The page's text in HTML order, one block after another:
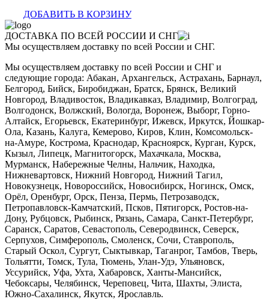
ДОБАВИТЬ В КОРЗИНУ
ДОСТАВКА ПО ВСЕЙ РОССИИ И СНГ
Мы осуществляем доставку по всей России и СНГ.
Мы осуществляем доставку по всей России и СНГ и
следующие города: Абакан, Архангельск, Астрахань, Барнаул,
Белгород, Бийск, Биробиджан, Братск, Брянск, Великий
Новгород, Владивосток, Владикавказ, Владимир, Волгоград,
Волгодонск, Волжский, Вологда, Воронеж, Выборг, Горно-
Алтайск, Егорьевск, Екатеринбург, Ижевск, Иркутск, Йошкар-
Ола, Казань, Калуга, Кемерово, Киров, Клин, Комсомольск-
на-Амуре, Кострома, Краснодар, Красноярск, Курган, Курск,
Кызыл, Липецк, Магнитогорск, Махачкала, Москва,
Мурманск, Набережные Челны, Нальчик, Находка,
Нижневартовск, Нижний Новгород, Нижний Тагил,
Новокузнецк, Новороссийск, Новосибирск, Ногинск, Омск,
Орёл, Оренбург, Орск, Пенза, Пермь, Петрозаводск,
Петропавловск-Камчатский, Псков, Пятигорск, Ростов-на-
Дону, Рубцовск, Рыбинск, Рязань, Самара, Санкт-Петербург,
Саранск, Саратов, Севастополь, Северодвинск, Северск,
Серпухов, Симферополь, Смоленск, Сочи, Ставрополь,
Старый Оскол, Сургут, Сыктывкар, Таганрог, Тамбов, Тверь,
Тольятти, Томск, Тула, Тюмень, Улан-Удэ, Ульяновск,
Уссурийск, Уфа, Ухта, Хабаровск, Ханты-Мансийск,
Чебоксары, Челябинск, Череповец, Чита, Шахты, Элиста,
Южно-Сахалинск, Якутск, Ярославль.